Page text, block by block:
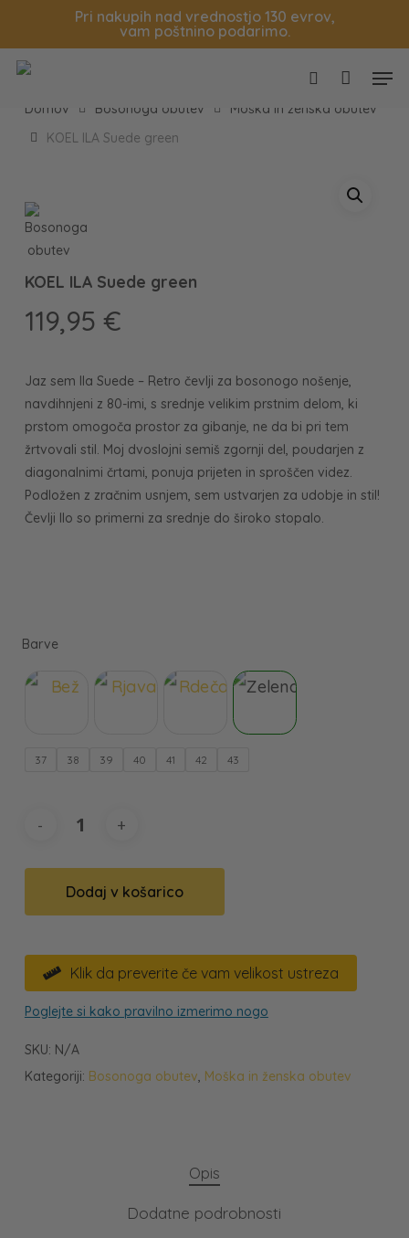
content
Pri nakupih nad vrednostjo 130 evrov,
vam poštnino podarimo.
KošaricaZapri
Domov Bosonoga obutev
Moška in ženska obutev
KOEL ILA Suede green
KOEL ILA Suede green
119,95 €
Jaz sem Ila Suede – Retro čevlji za bosonogo nošenje,
navdihnjeni z 80-imi, s srednje velikim prstnim delom, ki
prstom omogoča prostor za gibanje, ne da bi pri tem
žrtvovali stil. Moj dvoslojni semiš zgornji del, poudarjen z
diagonalnimi črtami, ponuja prijeten in sproščen videz.
Podložen z zračnim usnjem, sem ustvarjen za udobje in stil!
Čevlji Ilo so primerni za srednje do široko stopalo.
37 38 39 40 41 42 43
Dodaj v košarico
 Klik da preverite če vam velikost ustreza
Poglejte si kako pravilno izmerimo nogo
SKU: N/A
Kategoriji: Bosonoga obutev, Moška in ženska obutev
Opis
Dodatne podrobnosti